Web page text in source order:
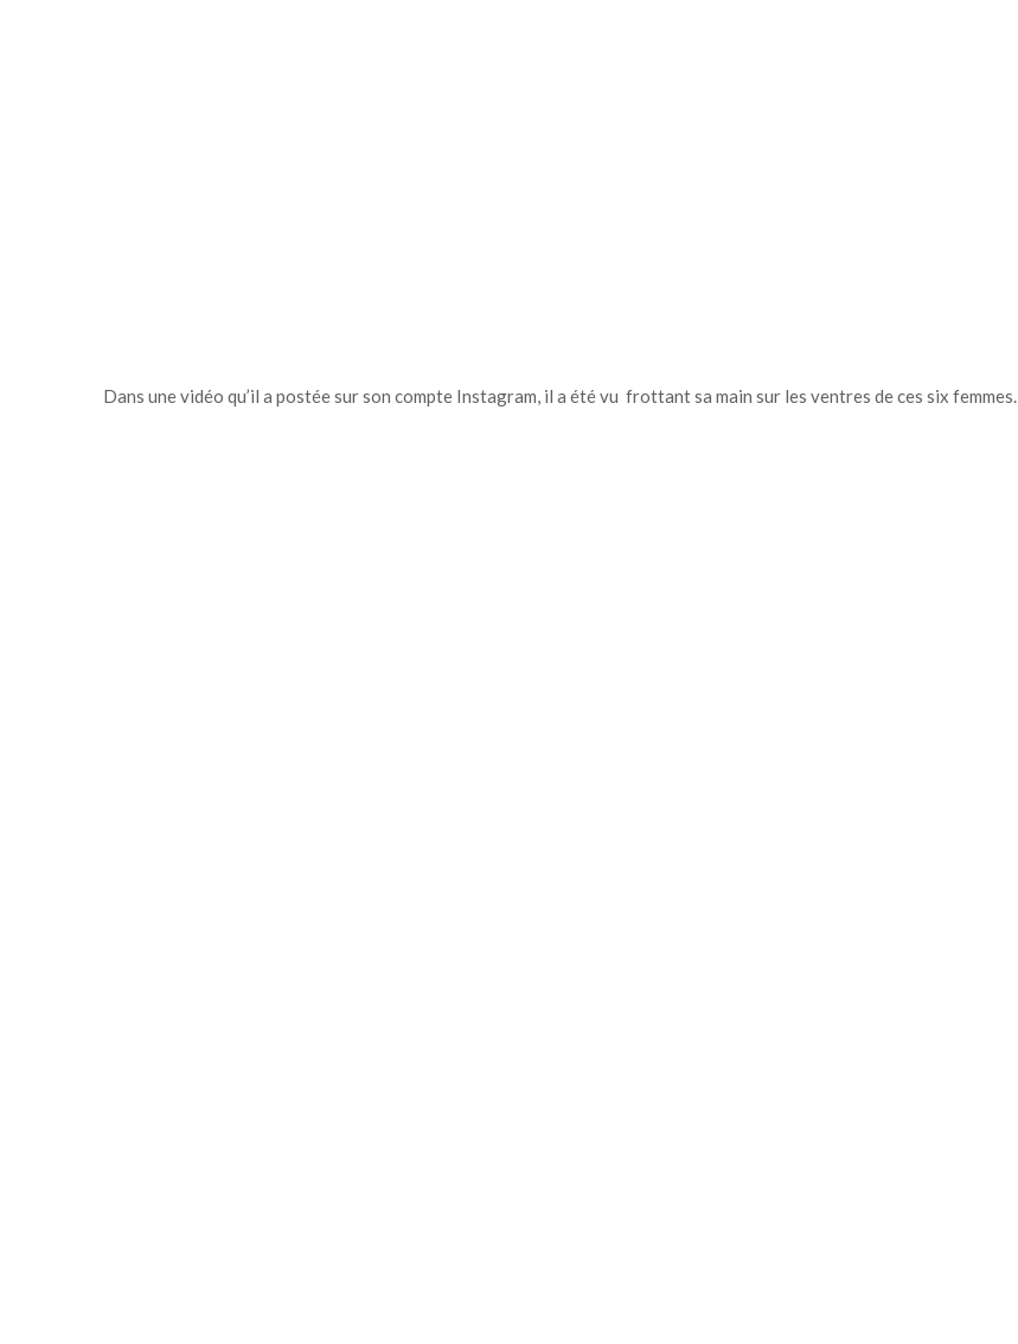
Dans une vidéo qu’il a postée sur son compte Instagram, il a été vu frottant sa main sur les ventres de ces six femmes.